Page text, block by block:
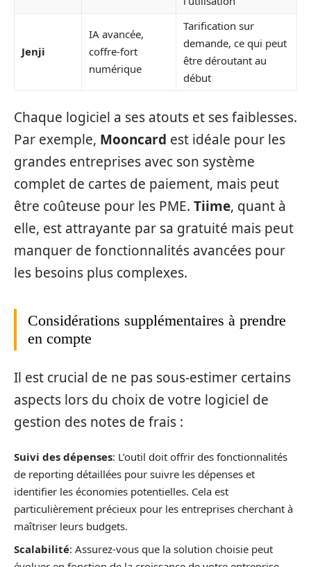
Jenji
IA avancée,
coffre-fort
numérique
Tarification sur
demande, ce qui peut
être déroutant au
début
Chaque logiciel a ses atouts et ses faiblesses.
Par exemple, Mooncard est idéale pour les
grandes entreprises avec son système
complet de cartes de paiement, mais peut
être coûteuse pour les PME. Tiime, quant à
elle, est attrayante par sa gratuité mais peut
manquer de fonctionnalités avancées pour
les besoins plus complexes.
Considérations supplémentaires à prendre
en compte
Il est crucial de ne pas sous-estimer certains
aspects lors du choix de votre logiciel de
gestion des notes de frais :
Suivi des dépenses: L’outil doit offrir des fonctionnalités
de reporting détaillées pour suivre les dépenses et
identifier les économies potentielles. Cela est
particulièrement précieux pour les entreprises cherchant à
maîtriser leurs budgets.
Scalabilité: Assurez-vous que la solution choisie peut